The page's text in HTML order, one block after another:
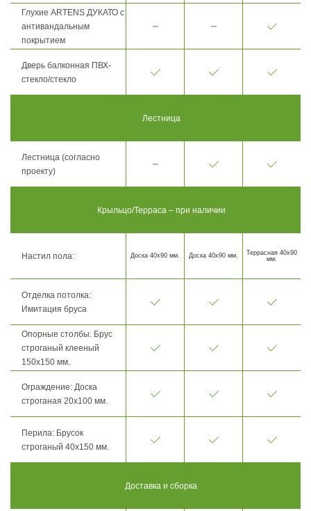
Глухие ARTENS ДУКАТО с
антивандальным
покрытием
Дверь балконная ПВХ-
стекло/стекло
Лестница
Лестница (согласно
проекту)
Крыльцо/Терраса – при наличии
Настил пола: Доска 40х90 мм. Доска 40х90 мм.
Террасная 40х90
мм.
Отделка потолка:
Имитация бруса
Опорные столбы: Брус
строганый клееный
150х150 мм.
Ограждение: Доска
строганая 20х100 мм.
Перила: Брусок
строганый 40х150 мм.
Доставка и сборка